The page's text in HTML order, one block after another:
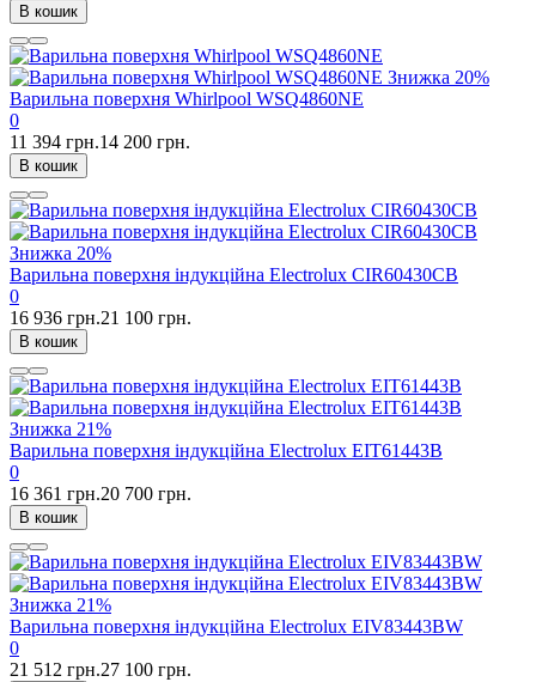
В кошик
Знижка 20%
Варильна поверхня Whirlpool WSQ4860NE
0
11 394 грн.14 200 грн.
В кошик
Знижка 20%
Варильна поверхня індукційна Electrolux CIR60430CB
0
16 936 грн.21 100 грн.
В кошик
Знижка 21%
Варильна поверхня індукційна Electrolux EIT61443B
0
16 361 грн.20 700 грн.
В кошик
Знижка 21%
Варильна поверхня індукційна Electrolux EIV83443BW
0
21 512 грн.27 100 грн.